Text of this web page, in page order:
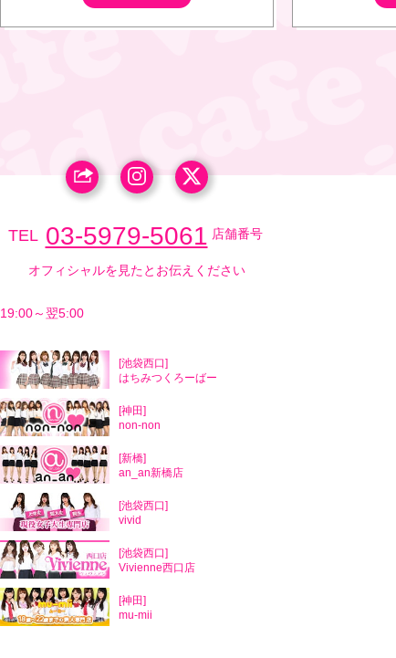
TEL 03-5979-5061 店舗番号
オフィシャルを見たとお伝えください
19:00～翌5:00
[池袋西口]
はちみつくろーばー
[神田]
non-non
[新橋]
an_an新橋店
[池袋西口]
vivid
[池袋西口]
Vivienne西口店
[神田]
mu-mii